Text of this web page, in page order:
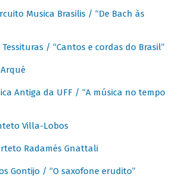
Musica Brasilis / “De Bach às
Tessituras / “Cantos e cordas do Brasil”
Antiga da UFF / “A música no tempo
Villa-Lobos
Radamés Gnattali
Gontijo / “O saxofone erudito”